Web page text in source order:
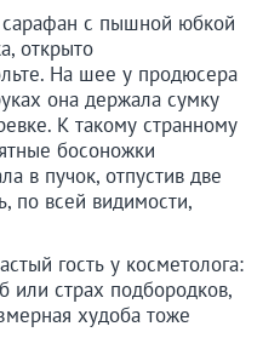
с пышной юбкой
открыто
На шее у продюсера
она держала сумку
К такому странному
босоножки
в пучок, отпустив две
по всей видимости,
гость у косметолога:
или страх подбородков,
худоба тоже